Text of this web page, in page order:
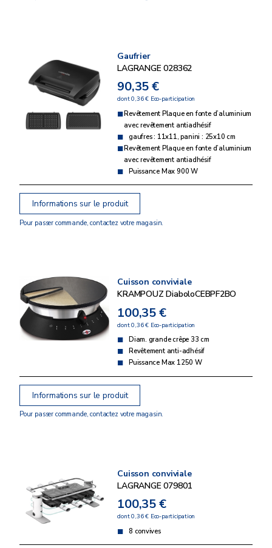
Gaufrier
LAGRANGE 028362
90,35 €
dont 0,36 € Eco-participation
Revêtement Plaque en fonte d’aluminium
avec revêtement antiadhésif
gaufres : 11x11, panini : 25x10 cm
Revêtement Plaque en fonte d’aluminium
avec revêtement antiadhésif
Puissance Max 900 W
Informations sur le produit
Pour passer commande, contactez votre magasin.
Cuisson conviviale
KRAMPOUZ DiaboloCEBPF2BO
100,35 €
dont 0,36 € Eco-participation
Diam. grande crêpe 33 cm
Revêtement anti-adhésif
Puissance Max 1250 W
Informations sur le produit
Pour passer commande, contactez votre magasin.
Cuisson conviviale
LAGRANGE 079801
100,35 €
dont 0,36 € Eco-participation
8 convives